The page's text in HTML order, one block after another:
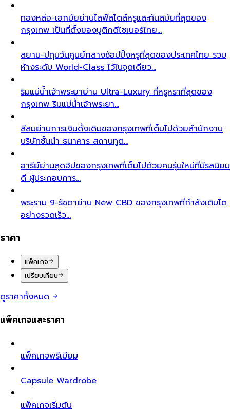
ทองหล่อ-เอกมัยย่านไลฟ์สไตล์หรูและทันสมัยที่สุดของ
กรุงเทพ เป็นที่ตั้งของบูติกดีไซเนอร์ไทย…
สยาม-ปทุมวันศูนย์กลางช้อปปิ้งหรูที่สุดของประเทศไทย รวม
ห้างระดับ World-Class ไว้ในจุดเดียว…
ริมแม่น้ำเจ้าพระยาย่าน Ultra-Luxury ที่หรูหราที่สุดของ
กรุงเทพ ริมแม่น้ำเจ้าพระยา…
สีลมย่านการเงินดั้งเดิมของกรุงเทพที่เต็มไปด้วยสำนักงาน
บริษัทชั้นนำ ธนาคาร สถานทูต…
อารีย์ย่านสุดฮิปของกรุงเทพที่เต็มไปด้วยคนรุ่นใหม่ที่มีรสนิยม
ดี ผู้ประกอบการ…
พระราม 9-รัชดาย่าน New CBD ของกรุงเทพที่กำลังเติบโต
อย่างรวดเร็ว…
ราคา
แพ็คเกจ
เปรียบเทียบ
ดูราคาทั้งหมด
แพ็คเกจและราคา
แพ็คเกจพรีเมียม
Capsule Wardrobe
แพ็คเกจเริ่มต้น